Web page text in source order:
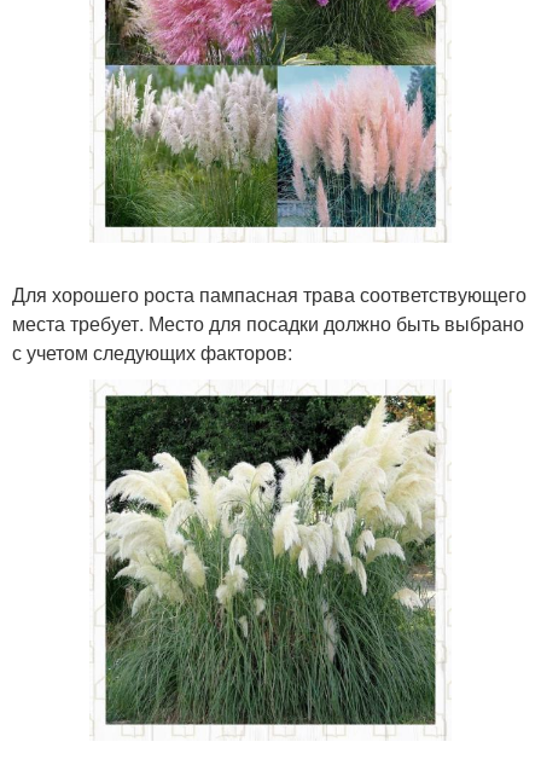
Для хорошего роста пампасная трава соответствующего
места требует. Место для посадки должно быть выбрано
с учетом следующих факторов: